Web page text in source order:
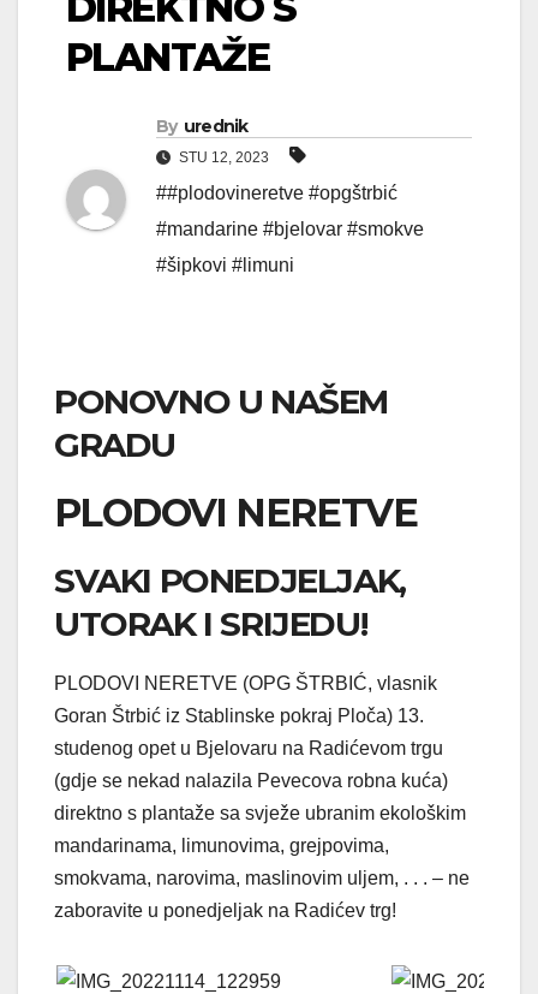
PLANTAŽE
By urednik
STU 12, 2023
##plodovineretve #opgštrbić
#mandarine #bjelovar #smokve
#šipkovi #limuni
PONOVNO U NAŠEM
GRADU
PLODOVI NERETVE
SVAKI PONEDJELJAK,
UTORAK I SRIJEDU!
PLODOVI NERETVE (OPG ŠTRBIĆ, vlasnik
Goran Štrbić iz Stablinske pokraj Ploča) 13.
studenog opet u Bjelovaru na Radićevom trgu
(gdje se nekad nalazila Pevecova robna kuća)
direktno s plantaže sa svježe ubranim ekološkim
mandarinama, limunovima, grejpovima,
smokvama, narovima, maslinovim uljem, . . . – ne
zaboravite u ponedjeljak na Radićev trg!